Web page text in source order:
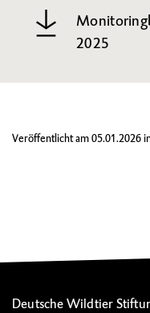
2025
Veröffentlicht am05.01.2026
Deutsche Wildtier